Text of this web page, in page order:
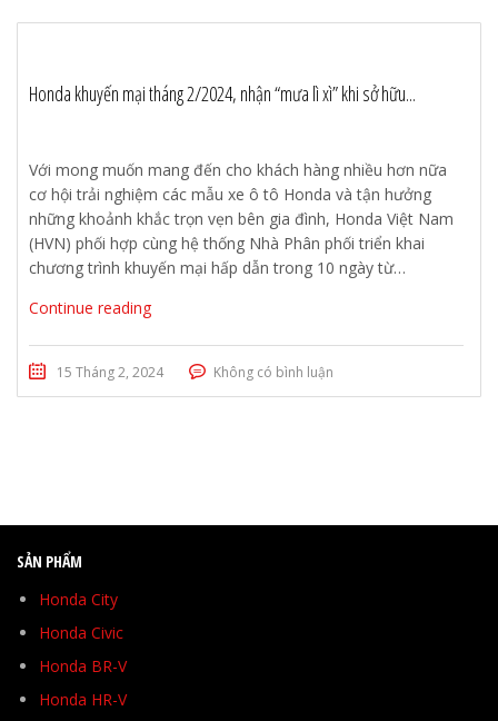
Honda khuyến mại tháng 2/2024, nhận “mưa lì xì” khi sở hữu...
Với mong muốn mang đến cho khách hàng nhiều hơn nữa
cơ hội trải nghiệm các mẫu xe ô tô Honda và tận hưởng
những khoảnh khắc trọn vẹn bên gia đình, Honda Việt Nam
(HVN) phối hợp cùng hệ thống Nhà Phân phối triển khai
chương trình khuyến mại hấp dẫn trong 10 ngày từ…
Continue reading
15 Tháng 2, 2024 Không có bình luận
SẢN PHẨM
Honda City
Honda Civic
Honda BR-V
Honda HR-V